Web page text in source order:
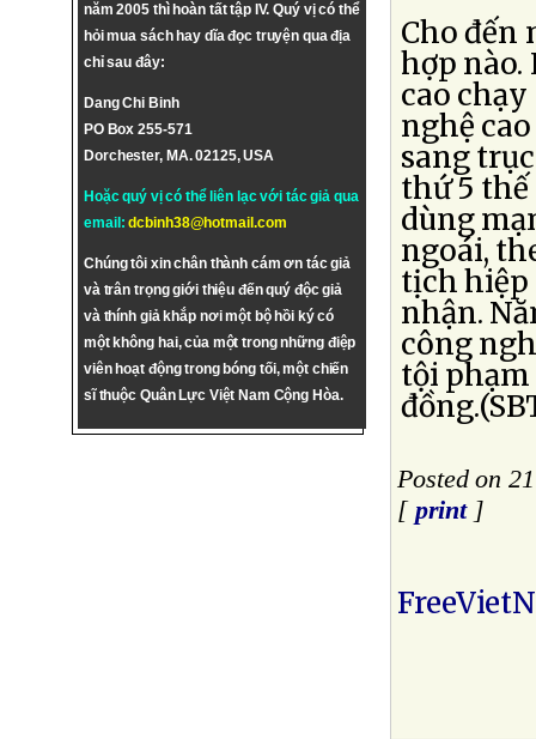
năm 2005 thì hoàn tất tập IV. Quý vị có thể
hỏi mua sách hay dĩa đọc truyện qua địa
chỉ sau đây:
Dang Chi Binh
PO Box 255-571
Dorchester, MA. 02125, USA
Hoặc quý vị có thể liên lạc với tác giả qua
email:dcbinh38@hotmail.com
Chúng tôi xin chân thành cám ơn tác giả
và trân trọng giới thiệu đến quý độc giả
và thính giả khắp nơi một bộ hồi ký có
một không hai, của một trong những điệp
viên hoạt động trong bóng tối, một chiến
sĩ thuộc Quân Lực Việt Nam Cộng Hòa.
Cho đến
hợp
cao
nghệ
sang
thứ 5
dùng
ngoái,
tịch hiệp
nhận.
công
tội phạm
Posted on
[ print]